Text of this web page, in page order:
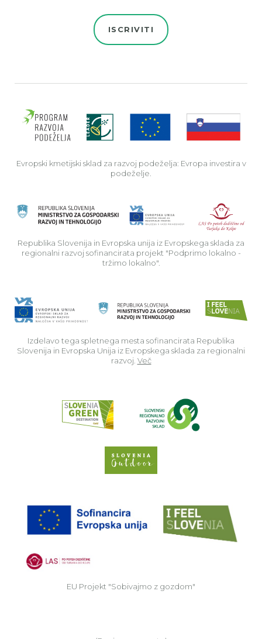
ISCRIVITI
Evropski kmetijski sklad za razvoj podeželja: Evropa investira v
podeželje.
Republika Slovenija in Evropska unija iz Evropskega sklada za
regionalni razvoj sofinancirata projekt "Podprimo lokalno -
tržimo lokalno".
Izdelavo tega spletnega mesta sofinancirata Republika
Slovenija in Evropska Unija iz Evropskega sklada za regionalni
razvoj. Več
EU Projekt "Sobivajmo z gozdom"